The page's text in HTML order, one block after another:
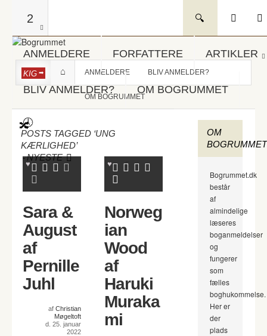
2
ANMELDERE FORFATTERE ARTIKLER
BLIV ANMELDER? OM BOGRUMMET
KIG ANMELDERE BLIV ANMELDER?
OM BOGRUMMET
POSTS TAGGED ‘UNG
KÆRLIGHED’
-NYESTE
Sara &
August
af
Pernille
Juhl
af Christian
Møgeltoft
d. 25. januar
2022
Norweg
ian
Wood
af
Haruki
Muraka
mi
OM
BOGRUMMET
Bogrummet.dk
består
af
almindelige
læseres
boganmeldelser
og
fungerer
som
fælles
boghukommelse.
Her er
der
plads